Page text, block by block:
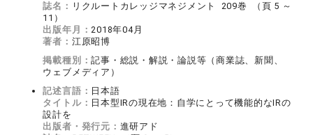
誌名： リクルートカレッジマネジメント 209巻 （頁 5 ～
11）
出版年月：2018年04月
著者： 江原昭博
掲載種別：記事・総説・解説・論説等（商業誌、新聞、
ウェブメディア）
記述言語： 日本語
タイトル： 日本型IRの現在地：自学にとって機能的なIRの
設計を
出版者・発行元： 進研アド